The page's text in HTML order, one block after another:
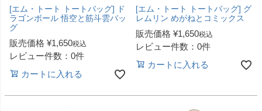
[エム・トート トートバッグ] ド
ラゴンボール 悟空と筋斗雲バッ
グ
販売価格 ¥1,650税込
レビュー件数：0件
カートに入れる
[エム・トート トートバッグ] グ
レムリン めがねとコミックス
販売価格 ¥1,650税込
レビュー件数：0件
カートに入れる